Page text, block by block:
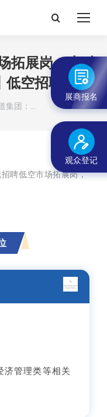
搜
拓展岗，本科
空招聘
集团：…
招聘低空市场拓展岗，
济管理类等相关
展商报名
观众登记